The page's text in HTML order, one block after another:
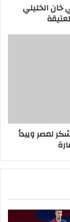
خان الخليلي
لمصر ويبدأ